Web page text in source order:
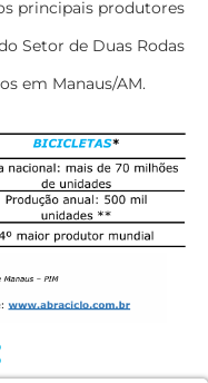
principais produtores
Setor de Duas Rodas
em Manaus/AM.